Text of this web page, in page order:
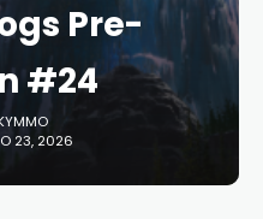
Pre-
#24
23, 2026